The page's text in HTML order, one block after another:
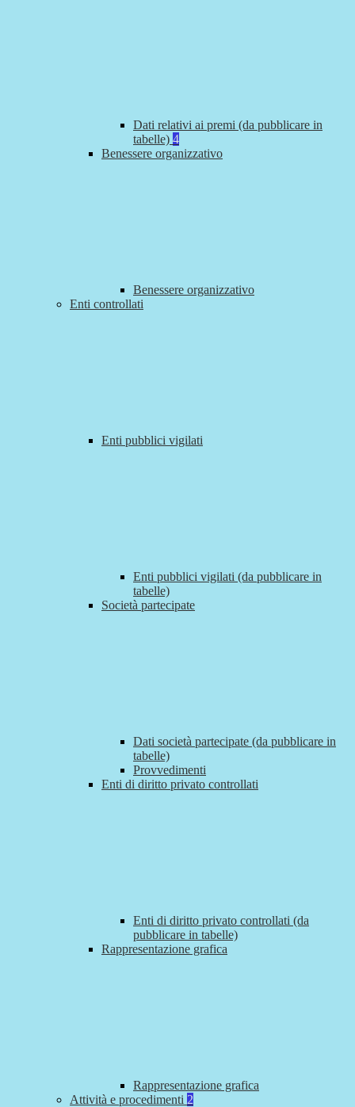
Dati relativi ai premi (da pubblicare in
tabelle) 4
Benessere organizzativo
Benessere organizzativo
Enti controllati
Enti pubblici vigilati
Enti pubblici vigilati (da pubblicare in
tabelle)
Società partecipate
Dati società partecipate (da pubblicare in
tabelle)
Provvedimenti
Enti di diritto privato controllati
Enti di diritto privato controllati (da
pubblicare in tabelle)
Rappresentazione grafica
Rappresentazione grafica
Attività e procedimenti 2